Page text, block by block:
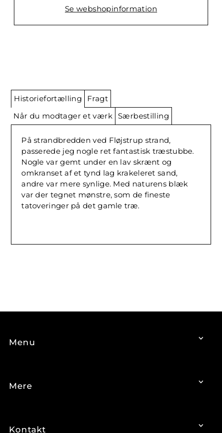
Se webshopinformation
Historiefortælling
Fragt
Når du modtager et værk Særbestilling
På strandbredden ved Fløjstrup strand,
passerede jeg nogle ret fantastisk træstubbe.
Nogle var gemt under en lav skrænt og
omkranset af et tynd lag krakeleret sand,
andre var mere synlige. Med naturens blæk
var der tegnet mønstre, som de fineste
tatoveringer på det gamle træ.
Menu
Mere
Kontakt